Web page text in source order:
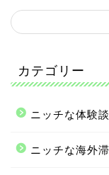
カテゴリー
ニッチな体験談
ニッチな海外